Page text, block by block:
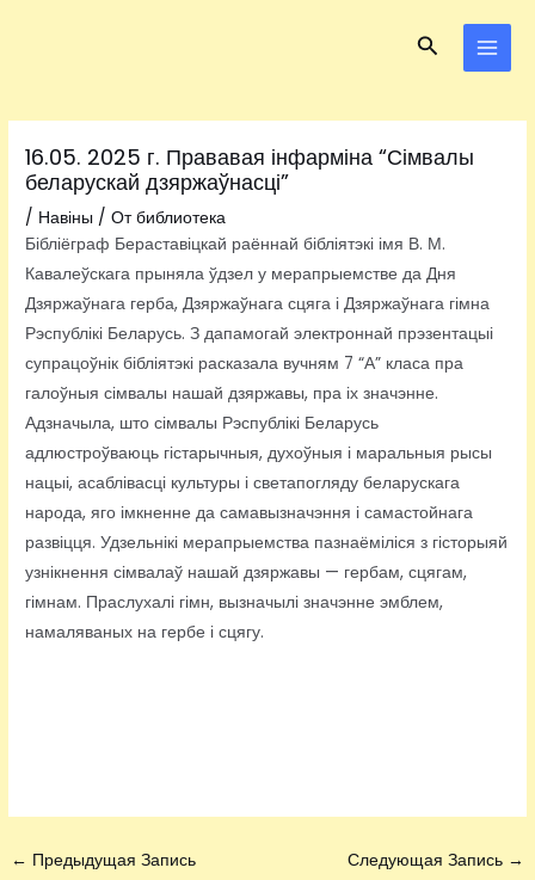
Поиск
16.05. 2025 г. Прававая інфарміна “Сімвалы
беларускай дзяржаўнасці”
/ Навіны / Отбиблиотека
Бібліёграф Бераставіцкай раённай бібліятэкі імя В. М.
Кавалеўскага прыняла ўдзел у мерапрыемстве да Дня
Дзяржаўнага герба, Дзяржаўнага сцяга і Дзяржаўнага гімна
Рэспублікі Беларусь. З дапамогай электроннай прэзентацыі
супрацоўнік бібліятэкі расказала вучням 7 “А” класа пра
галоўныя сімвалы нашай дзяржавы, пра іх значэнне.
Адзначыла, што сімвалы Рэспублікі Беларусь
адлюстроўваюць гістарычныя, духоўныя і маральныя рысы
нацыі, асаблівасці культуры і светапогляду беларускага
народа, яго імкненне да самавызначэння і самастойнага
развіцця. Удзельнікі мерапрыемства пазнаёміліся з гісторыяй
узнікнення сімвалаў нашай дзяржавы — гербам, сцягам,
гімнам. Праслухалі гімн, вызначылі значэнне эмблем,
намаляваных на гербе і сцягу.
← Предыдущая Запись Следующая Запись →